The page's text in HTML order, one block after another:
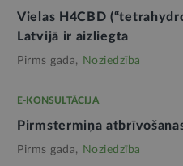
Vielas H4CBD
Latvijā ir aizliegta
Pirms gada, Noziedzība
E-KONSULTĀCIJA
Pirmstermiņa
Pirms gada, Noziedzība